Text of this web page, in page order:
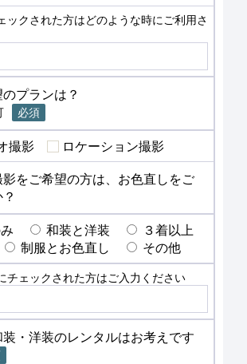
ックされた方はどのような時にご利用さ
プランは？
必須
撮影
ロケーション撮影
をご希望の方は、お色直しをご
和装と洋装
３着以上
制服とお色直し その他
チェックされた方はご入力ください
・洋装のレンタルはお考えです